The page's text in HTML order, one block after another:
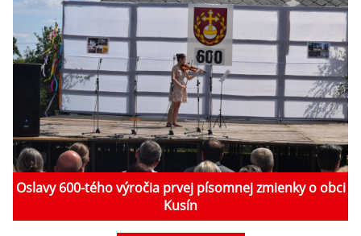
Oslavy 600-tého výročia prvej písomnej zmienky o obci
Kusín